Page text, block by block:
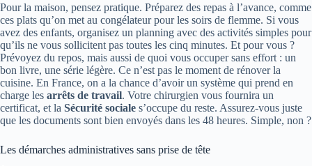
Pour la maison, pensez pratique. Préparez des repas à l’avance, comme
ces plats qu’on met au congélateur pour les soirs de flemme. Si vous
avez des enfants, organisez un planning avec des activités simples pour
qu’ils ne vous sollicitent pas toutes les cinq minutes. Et pour vous ?
Prévoyez du repos, mais aussi de quoi vous occuper sans effort : un
bon livre, une série légère. Ce n’est pas le moment de rénover la
cuisine. En France, on a la chance d’avoir un système qui prend en
charge les arrêts de travail. Votre chirurgien vous fournira un
certificat, et la Sécurité sociale s’occupe du reste. Assurez-vous juste
que les documents sont bien envoyés dans les 48 heures. Simple, non ?
Les démarches administratives sans prise de tête